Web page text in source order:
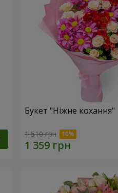
Букет "Ніжне кохання"
1 510 грн